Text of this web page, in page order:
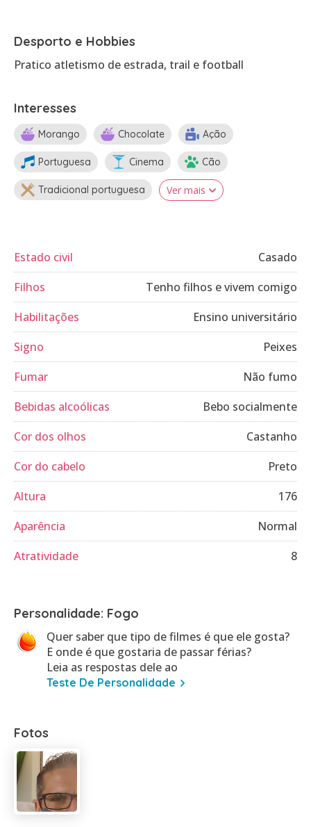
Desporto e Hobbies
Pratico atletismo de estrada, trail e football
Interesses
Morango Chocolate Ação
Portuguesa Cinema Cão
Tradicional portuguesa Ver mais
Estado civil
Casado
Filhos
Tenho filhos e vivem comigo
Habilitações
Ensino universitário
Signo
Peixes
Fumar
Não fumo
Bebidas alcoólicas
Bebo socialmente
Cor dos olhos
Castanho
Cor do cabelo
Preto
Altura
176
Aparência
Normal
Atratividade
8
Personalidade: Fogo
Quer saber que tipo de filmes é que ele gosta?
E onde é que gostaria de passar férias?
Leia as respostas dele ao
Teste De Personalidade
Fotos